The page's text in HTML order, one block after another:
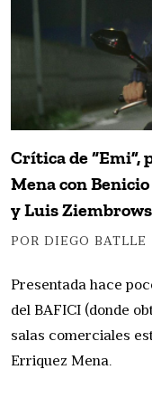
Crítica de “Emi”,
Mena con
y Luis
POR DIEGO BATLLE
Presentada hace
del BAFICI (donde
salas comerciales
Erriquez Mena.